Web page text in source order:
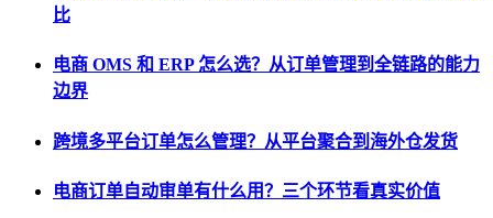
比
电商 OMS 和 ERP 怎么选？从订单管理到全链路的能力
边界
跨境多平台订单怎么管理？从平台聚合到海外仓发货
电商订单自动审单有什么用？三个环节看真实价值